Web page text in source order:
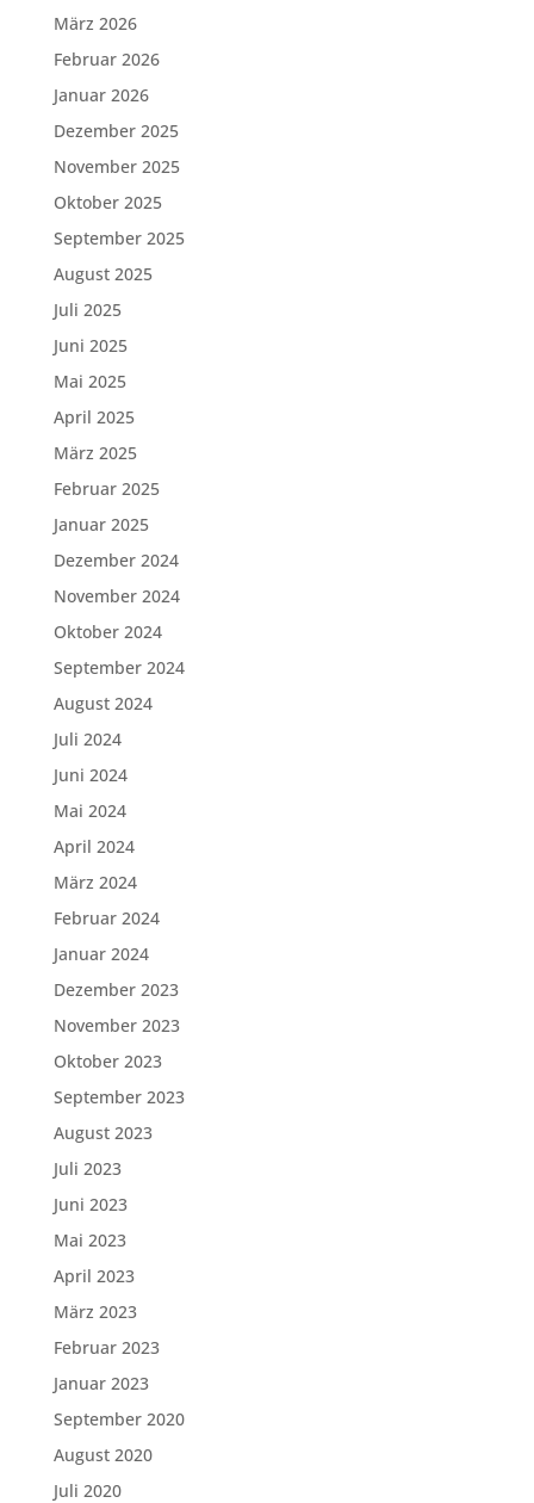
März 2026
Februar 2026
Januar 2026
Dezember 2025
November 2025
Oktober 2025
September 2025
August 2025
Juli 2025
Juni 2025
Mai 2025
April 2025
März 2025
Februar 2025
Januar 2025
Dezember 2024
November 2024
Oktober 2024
September 2024
August 2024
Juli 2024
Juni 2024
Mai 2024
April 2024
März 2024
Februar 2024
Januar 2024
Dezember 2023
November 2023
Oktober 2023
September 2023
August 2023
Juli 2023
Juni 2023
Mai 2023
April 2023
März 2023
Februar 2023
Januar 2023
September 2020
August 2020
Juli 2020